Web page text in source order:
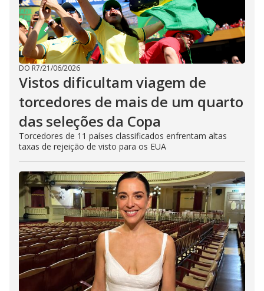
DO R7/21/06/2026
Vistos dificultam viagem de
torcedores de mais de um quarto
das seleções da Copa
Torcedores de 11 países classificados enfrentam altas
taxas de rejeição de visto para os EUA